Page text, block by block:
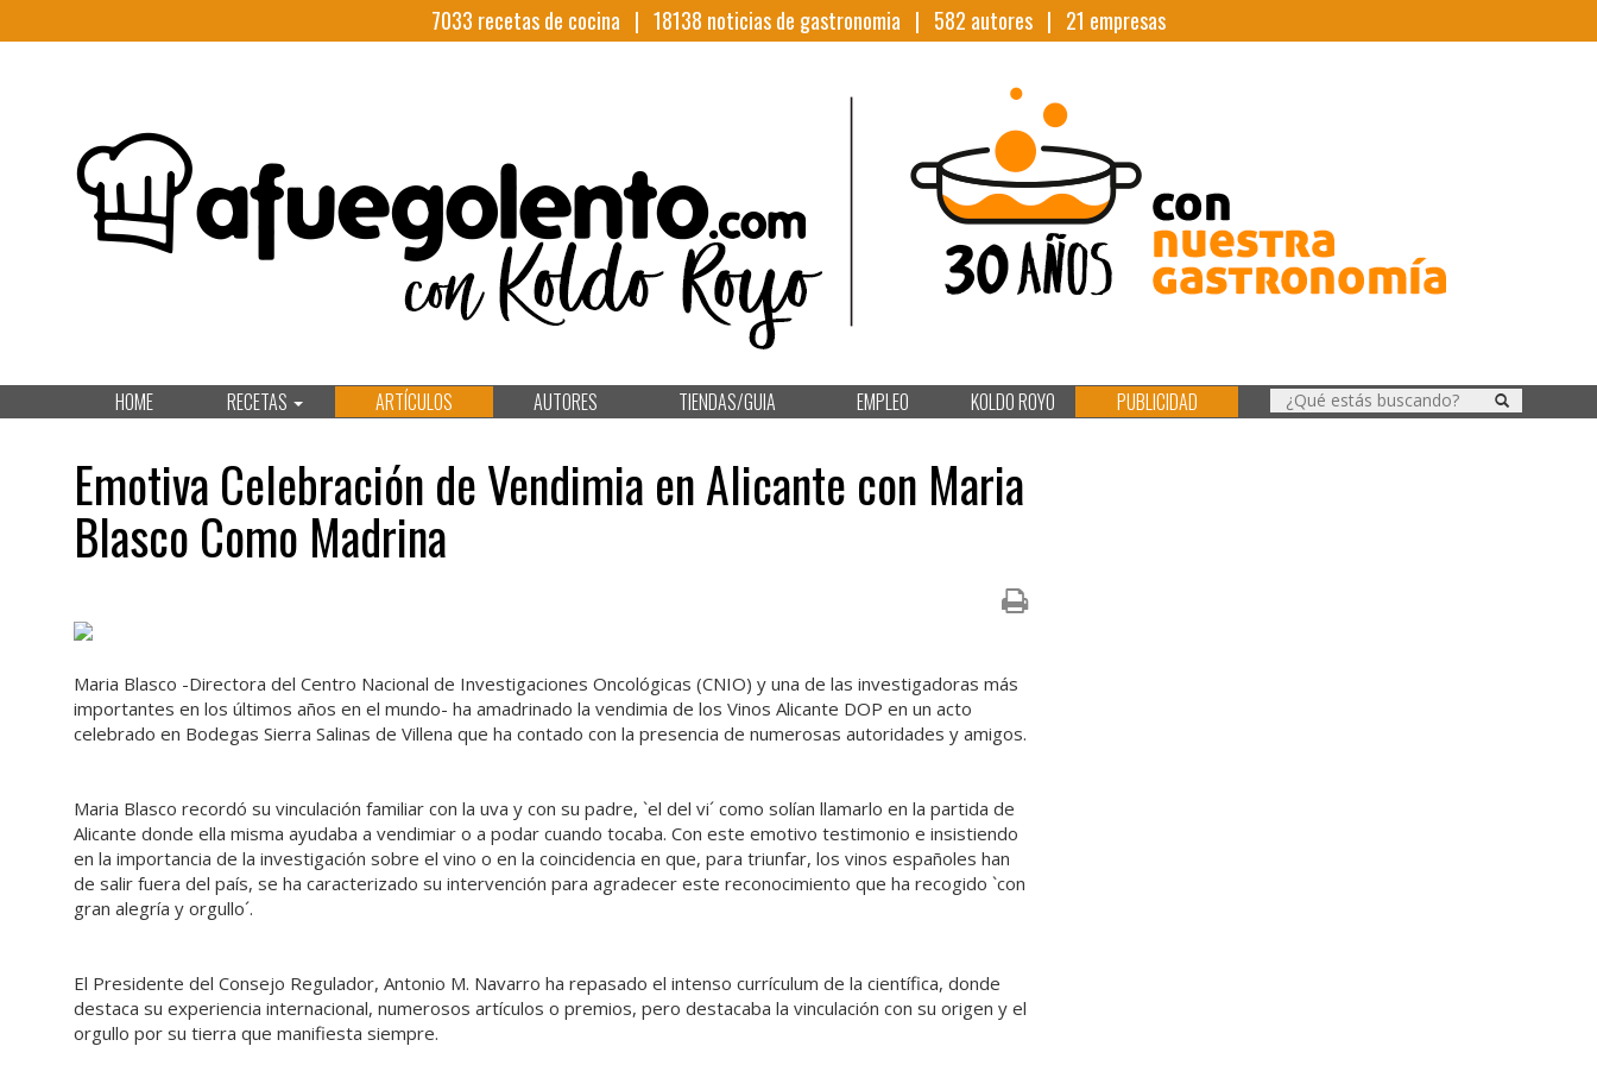
7033 recetas de cocina | 18138 noticias de gastronomia | 582 autores | 21 empresas
HOME RECETAS ARTÍCULOS AUTORES TIENDAS/GUIA EMPLEO KOLDO ROYO PUBLICIDAD
Emotiva Celebración de Vendimia en Alicante con Maria
Blasco Como Madrina
Maria Blasco -Directora del Centro Nacional de Investigaciones Oncológicas (CNIO) y una de las investigadoras más
importantes en los últimos años en el mundo- ha amadrinado la vendimia de los Vinos Alicante DOP en un acto
celebrado en Bodegas Sierra Salinas de Villena que ha contado con la presencia de numerosas autoridades y amigos.
Maria Blasco recordó su vinculación familiar con la uva y con su padre, `el del vi´ como solían llamarlo en la partida de
Alicante donde ella misma ayudaba a vendimiar o a podar cuando tocaba. Con este emotivo testimonio e insistiendo
en la importancia de la investigación sobre el vino o en la coincidencia en que, para triunfar, los vinos españoles han
de salir fuera del país, se ha caracterizado su intervención para agradecer este reconocimiento que ha recogido `con
gran alegría y orgullo´.
El Presidente del Consejo Regulador, Antonio M. Navarro ha repasado el intenso currículum de la científica, donde
destaca su experiencia internacional, numerosos artículos o premios, pero destacaba la vinculación con su origen y el
orgullo por su tierra que manifiesta siempre.